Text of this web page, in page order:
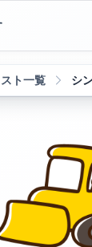
ト一覧 シ